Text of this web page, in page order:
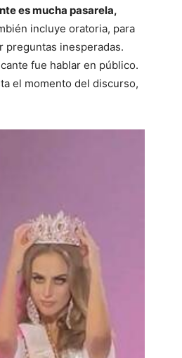
es mucha pasarela,
incluye oratoria, para
preguntas inesperadas.
fue hablar en público.
el momento del discurso,